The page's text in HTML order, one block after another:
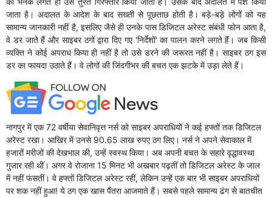
जाता है। अदालत के आदेश के बाद सख्ती से पूछताछ होती है। बड़े-बड़े लोगों को यह
सामान्य जानकारी नहीं है, इसलिए जैसे ही उनके पास डिजिटल अरेस्ट संबंधी फोन आता है,
वे डर जाते हैं और साइबर ठगों द्वारा दिए गए 'निर्देशों' का पालन करने लगते हैं। जब किसी
व्यक्ति ने कोई अपराध किया ही नहीं है तो उसे डरने की जरूरत नहीं है। साइबर ठग इस
डर का फायदा उठाते हैं। वे लोगों की जिंदगीभर की बचत एक झटके में उड़ा लेते हैं।
नागपुर में एक 72 वर्षीया सेवानिवृत्त नर्स को साइबर अपराधियों ने कई हफ्तों तक डिजिटल
अरेस्ट रखा। आखिर में उनसे 90.65 लाख रुपए ठग लिए। नर्स ने अपने सेवाकाल में
हजारों मरीजों की देखभाल की, उन्हें स्वस्थ किया। अब अपनी बचत के सहारे वृद्धावस्था
गुजार रही थीं। अगर वे रोजाना 15 मिनट भी अखबार पढ़तीं तो डिजिटल अरेस्ट के जाल
में नहीं फंसतीं। वे हफ्तों डिजिटल अरेस्ट रहीं, लेकिन उन्हें एक बार भी साइबर अपराधियों
पर शक नहीं हुआ! ये ठग एक खास पैंतरा आजमाते हैं। सबसे पहले सामान्य ढंग से बातचीत